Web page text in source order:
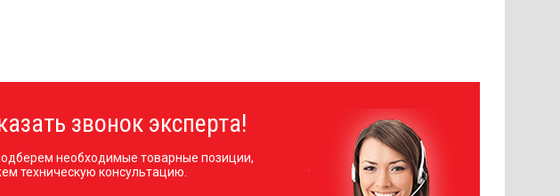
звонок эксперта!
необходимые товарные позиции,
техническую консультацию.